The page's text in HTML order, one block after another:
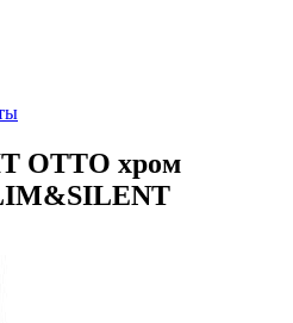
OTTO хром